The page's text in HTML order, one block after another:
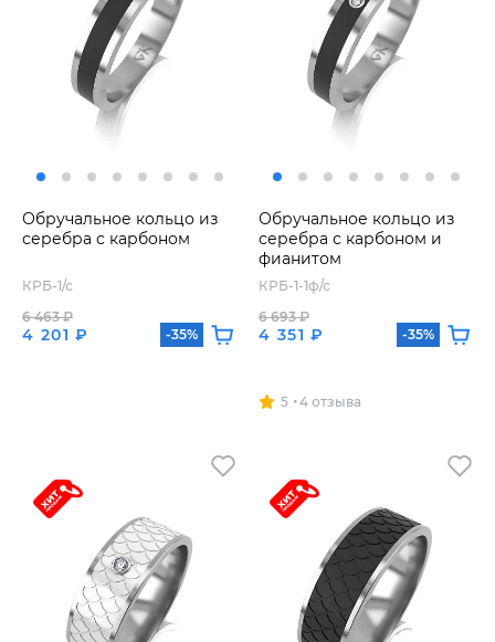
Обручальное кольцо из
серебра с карбоном
КРБ-1/с
4 201 ₽
6 463 ₽
-35%
Обручальное кольцо из
серебра с карбоном и
фианитом
КРБ-1-1ф/с
4 351 ₽
6 693 ₽
-35%
5 4 отзыва